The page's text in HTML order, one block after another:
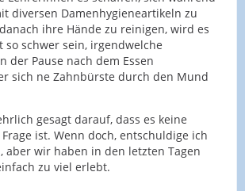
diversen Damenhygieneartikeln zu
ihre Hände zu reinigen, wird es
so schwer sein, irgendwelche
der Pause nach dem Essen
sich ne Zahnbürste durch den Mund
gesagt darauf, dass es keine
ist. Wenn doch, entschuldige ich
aber wir haben in den letzten Tagen
zu viel erlebt.